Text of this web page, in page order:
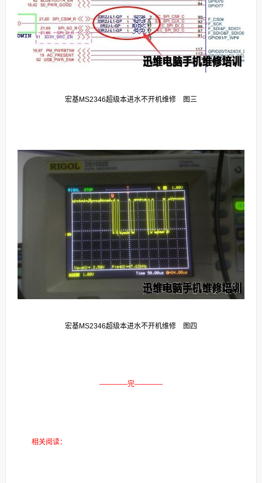
宏基MS2346超级本进水不开机维修 图三
宏基MS2346超级本进水不开机维修 图四
————完————
相关阅读：